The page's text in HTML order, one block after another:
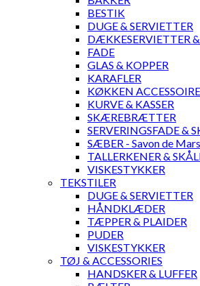
BESTIK
DUGE & SERVIETTER
DÆKKESERVIETTER
FADE
GLAS & KOPPER
KARAFLER
KØKKEN
KURVE & KASSER
SKÆREBRÆTTER
SERVERINGSFADE &
SÆBER - Savon de
TALLERKENER &
VISKESTYKKER
TEKSTILER
DUGE & SERVIETTER
HÅNDKLÆDER
TÆPPER & PLAIDER
PUDER
VISKESTYKKER
TØJ & ACCESSORIES
HANDSKER & LUFFER